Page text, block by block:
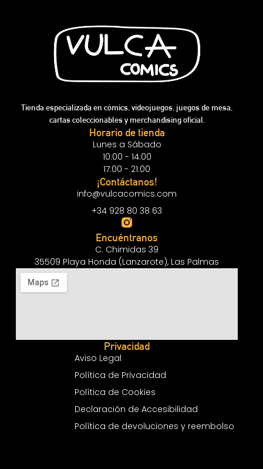
Tienda especializada en cómics, videojuegos, juegos de mesa,
cartas coleccionables y merchandising oficial.
Horario de tienda
Lunes a Sábado
10:00 - 14:00
17:00 - 21:00
¡Contáctanos!
info@vulcacomics.com
+34 928 80 38 63
Encuéntranos
C. Chimidas 39
35509 Playa Honda (Lanzarote), Las Palmas
Privacidad
Aviso Legal
Política de Privacidad
Política de Cookies
Declaración de Accesibilidad
Política de devoluciones y reembolso